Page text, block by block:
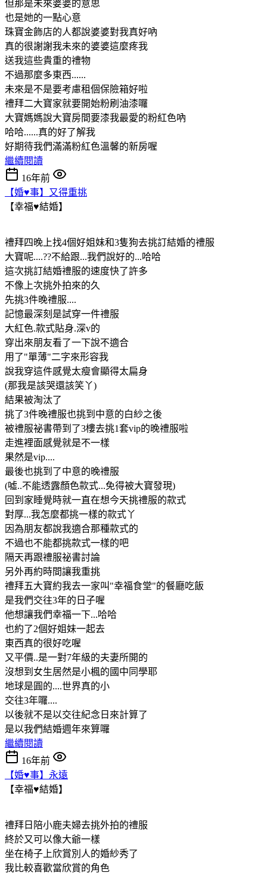
但那是未來婆婆的意思
也是她的一點心意
珠寶金飾店的人都說婆婆對我真好吶
真的很謝謝我未來的婆婆這麼疼我
送我這些貴重的禮物
不過那麼多東西......
未來是不是要考慮租個保險箱好啦
禮拜二大寶家就要開始粉刷油漆囉
大寶媽媽說大寶房間要漆我最愛的粉紅色吶
哈哈......真的好了解我
好期待我們滿滿粉紅色溫馨的新房喔
繼續閱讀
16年前
【婚♥事】又得重挑
【幸福♥結婚】
禮拜四晚上找4個好姐妹和3隻狗去挑訂結婚的禮服
大寶呢....??不給跟...我們說好的...哈哈
這次挑訂結婚禮服的速度快了許多
不像上次挑外拍來的久
先挑3件晚禮服....
記憶最深刻是試穿一件禮服
大紅色.款式貼身.深v的
穿出來朋友看了一下說不適合
用了"單薄"二字來形容我
說我穿這件感覺太瘦會顯得太扁身
(那我是該哭還該笑丫)
結果被淘汰了
挑了3件晚禮服也挑到中意的白紗之後
被禮服祕書帶到了3樓去挑1套vip的晚禮服啦
走進裡面感覺就是不一樣
果然是vip....
最後也挑到了中意的晚禮服
(噓..不能透露顏色款式...免得被大寶發現)
回到家睡覺時就一直在想今天挑禮服的款式
對厚...我怎麼都挑一樣的款式丫
因為朋友都說我適合那種款式的
不過也不能都挑款式一樣的吧
隔天再跟禮服祕書討論
另外再約時間讓我重挑
禮拜五大寶約我去一家叫"幸福食堂"的餐廳吃飯
是我們交往3年的日子喔
他想讓我們幸福一下...哈哈
也約了2個好姐妹一起去
東西真的很好吃喔
又平價..是一對7年級的夫妻所開的
沒想到女生居然是小楓的國中同學耶
地球是圓的....世界真的小
交往3年囉....
以後就不是以交往紀念日來計算了
是以我們結婚週年來算囉
繼續閱讀
16年前
【婚♥事】永遠
【幸福♥結婚】
禮拜日陪小鹿夫婦去挑外拍的禮服
終於又可以像大爺一樣
坐在椅子上欣賞別人的婚紗秀了
我比較喜歡當欣賞的角色